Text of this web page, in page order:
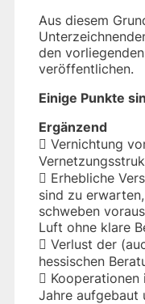
Aus diesem
den
veröffentlichen.
Einige Punkte
Ergänzend
 Vernichtung
 Erhebliche
sind zu
schweben
Luft ohne klare
 Verlust der
hessischen
 Kooperationen
Jahre aufgebaut